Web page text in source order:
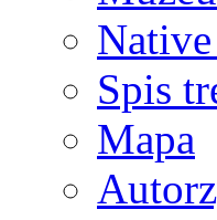
Spis
Mapa